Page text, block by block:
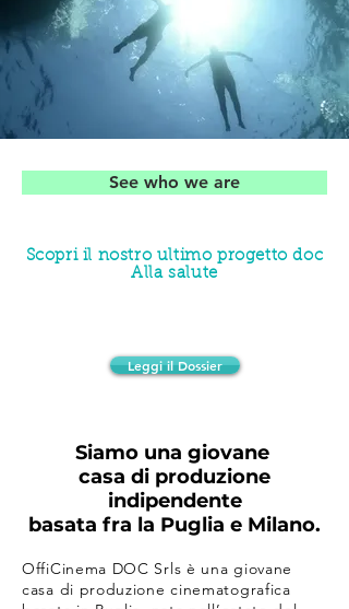
See who we are
Scopri il nostro ultimo progetto doc
Alla salute
Leggi il Dossier
Siamo una giovane
casa di produzione
indipendente
basata fra la Puglia e Milano.
OffiCinema DOC Srls è una giovane
casa di produzione cinematografica